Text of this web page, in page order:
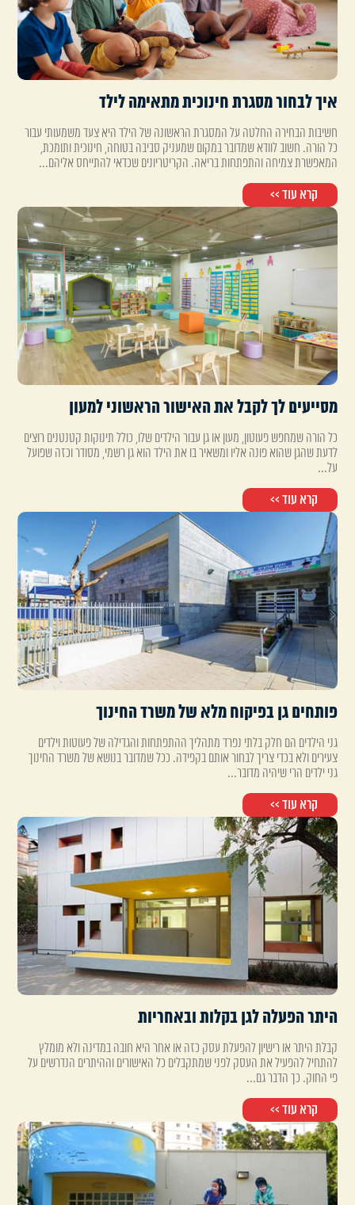
איך לבחור מסגרת חינוכית מתאימה לילד
חשיבות הבחירה החלטה על המסגרת הראשונה של הילד היא צעד משמעותי עבור
כל הורה. חשוב לוודא שמדובר במקום שמעניק סביבה בטוחה, חינוכית ותומכת,
המאפשרת צמיחה והתפתחות בריאה. הקריטריונים שכדאי להתייחס אליהם...
קרא עוד >>
מסייעים לך לקבל את האישור הראשוני למעון
כל הורה שמחפש פעוטון, מעון או גן עבור הילדים שלו, כולל תינוקות קטנטנים רוצים
לדעת שהגן שהוא פונה אליו ומשאיר בו את הילד הוא גן רשמי, מסודר וכזה שפועל
על...
קרא עוד >>
פותחים גן בפיקוח מלא של משרד החינוך
גני הילדים הם חלק בלתי נפרד מתהליך ההתפתחות והגדילה של פעוטות וילדים
צעירים ולא בכדי צריך לבחור אותם בקפידה. ככל שמדובר בנושא של משרד החינוך
גני ילדים הרי שיהיה מדובר...
קרא עוד >>
היתר הפעלה לגן בקלות ובאחריות
קבלת היתר או רישיון להפעלת עסק כזה או אחר היא חובה במדינה ולא מומלץ
להתחיל להפעיל את העסק לפני שמתקבלים כל האישורים וההיתרים הנדרשים על
פי החוק. כך הדבר גם...
קרא עוד >>